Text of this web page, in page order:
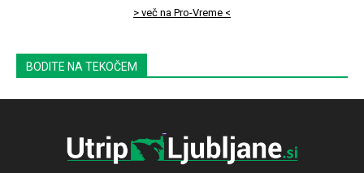
> več na Pro-Vreme <
BODITE NA TEKOČEM